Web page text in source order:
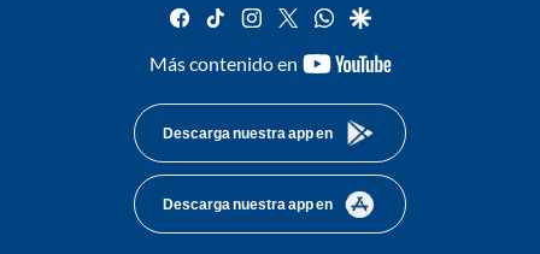
facebook
tiktok instagram
twitterwhatsapp
google
Más contenido en
youtube-
Descarga nuestra app en
Descarga nuestra app en